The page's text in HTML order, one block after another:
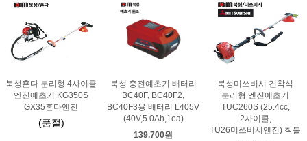
북성혼다 분리형 4사이클
엔진예초기 KG350S
GX35혼다엔진
(품절)
북성 충전예초기 배터리
BC40F, BC40F2,
BC40F3용 배터리 L405V
(40V,5.0Ah,1ea)
139,700원
북성미쓰비시 견착식
분리형 엔진예초기
TUC260S (25.4cc,
2사이클,
TU26미쓰비시엔진) 착불